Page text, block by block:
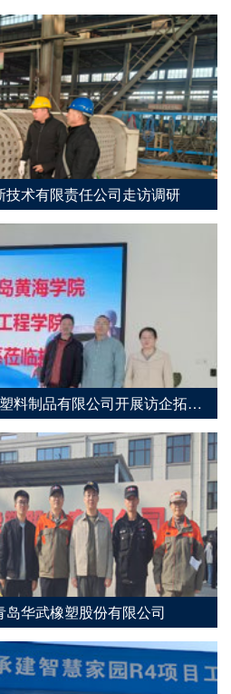
术有限责任公司走访调研
料制品有限公司开展访企拓岗
专项行动
华武橡塑股份有限公司